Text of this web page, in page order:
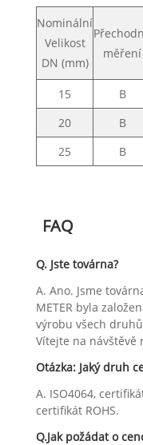
Nominální
Velikost
DN (mm)
měření
15 B
20
B
25
B
FAQ
Q. Jste továrna?
A. Ano. Jsme
METER byla
výrobu všech
Vítejte na návštěvě
Otázka: Jaký druh
A. ISO4064,
certifikát ROHS.
Q.Jak požádat o